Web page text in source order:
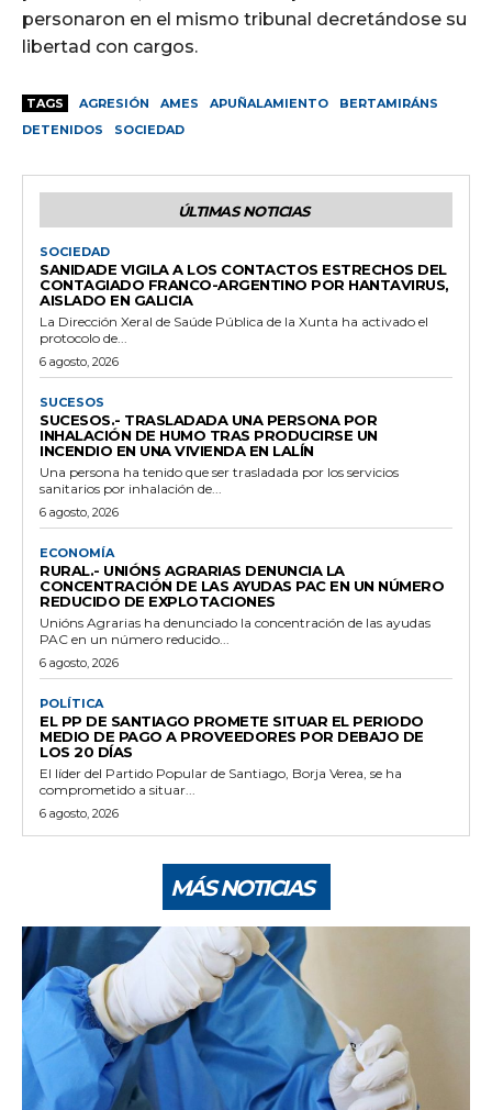
personaron en el mismo tribunal decretándose su
libertad con cargos.
TAGS AGRESIÓN AMES APUÑALAMIENTO
BERTAMIRÁNS
DETENIDOS
SOCIEDAD
ÚLTIMAS NOTICIAS
SOCIEDAD
SANIDADE VIGILA A LOS CONTACTOS ESTRECHOS DEL
CONTAGIADO FRANCO-ARGENTINO POR HANTAVIRUS,
AISLADO EN GALICIA
La Dirección Xeral de Saúde Pública de la Xunta ha activado el
protocolo de...
6 agosto, 2026
SUCESOS
SUCESOS.- TRASLADADA UNA PERSONA POR
INHALACIÓN DE HUMO TRAS PRODUCIRSE UN
INCENDIO EN UNA VIVIENDA EN LALÍN
Una persona ha tenido que ser trasladada por los servicios
sanitarios por inhalación de...
6 agosto, 2026
ECONOMÍA
RURAL.- UNIÓNS AGRARIAS DENUNCIA LA
CONCENTRACIÓN DE LAS AYUDAS PAC EN UN NÚMERO
REDUCIDO DE EXPLOTACIONES
Unións Agrarias ha denunciado la concentración de las ayudas
PAC en un número reducido...
6 agosto, 2026
POLÍTICA
EL PP DE SANTIAGO PROMETE SITUAR EL PERIODO
MEDIO DE PAGO A PROVEEDORES POR DEBAJO DE
LOS 20 DÍAS
El líder del Partido Popular de Santiago, Borja Verea, se ha
comprometido a situar...
6 agosto, 2026
MÁS NOTICIAS